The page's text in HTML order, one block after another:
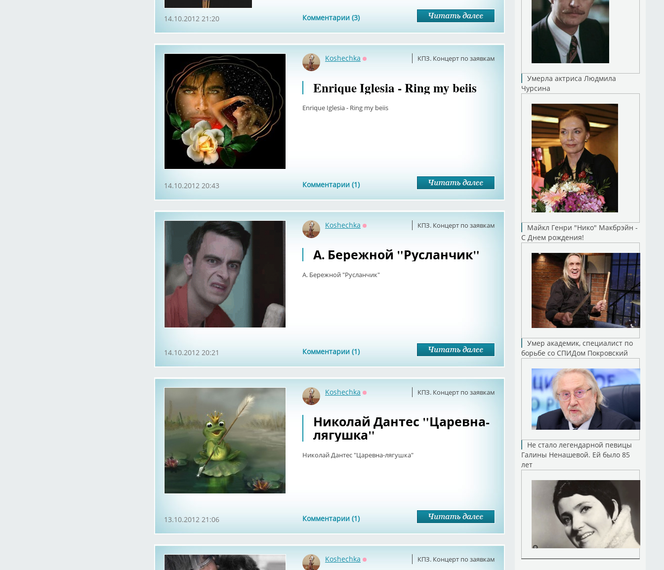
Комментарии (3)
14.10.2012 21:20
КПЗ. Концерт по заявкам
Koshechka
Enrique Iglesia - Ring my beiis
Enrique Iglesia - Ring my beiis
Комментарии (1)
14.10.2012 20:43
КПЗ. Концерт по заявкам
Koshechka
А. Бережной "Русланчик"
А. Бережной "Русланчик"
Комментарии (1)
14.10.2012 20:21
КПЗ. Концерт по заявкам
Koshechka
Николай Дантес "Царевна-
лягушка"
Николай Дантес "Царевна-лягушка"
Комментарии (1)
13.10.2012 21:06
КПЗ. Концерт по заявкам
Koshechka
Умерла актриса Людмила
Чурсина
Майкл Генри "Нико" Макбрэйн -
С Днем рождения!
Умер академик, специалист по
борьбе со СПИДом Покровский
Не стало легендарной певицы
Галины Ненашевой. Ей было 85
лет